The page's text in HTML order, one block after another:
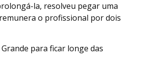
la, resolveu pegar uma
o profissional por dois
para ficar longe das